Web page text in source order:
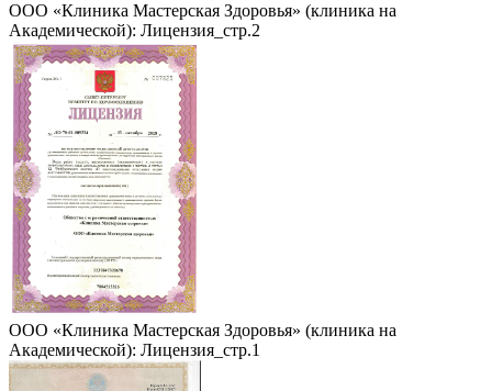
ООО «Клиника Мастерская Здоровья» (клиника на
Академической): Лицензия_стр.2
ООО «Клиника Мастерская Здоровья» (клиника на
Академической): Лицензия_стр.1